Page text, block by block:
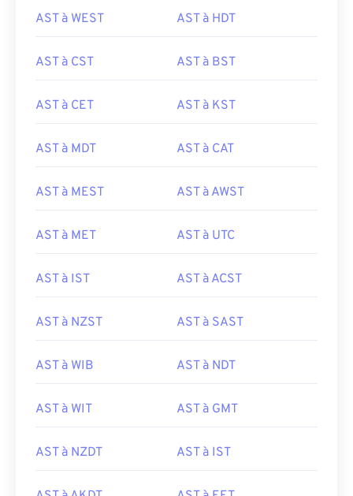
AST à WEST AST à HDT
AST à CST AST à BST
AST à CET AST à KST
AST à MDT AST à CAT
AST à MEST AST à AWST
AST à MET AST à UTC
AST à IST AST à ACST
AST à NZST AST à SAST
AST à WIB AST à NDT
AST à WIT AST à GMT
AST à NZDT AST à IST